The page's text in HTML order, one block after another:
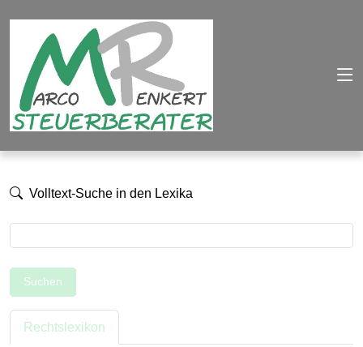
Volltext-Suche in den Lexika
Suchen
Rechtslexikon